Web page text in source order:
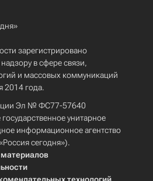
зарегистрировано
в сфере связи,
и массовых коммуникаций
2014 года.
Эл № ФС77-57640
унитарное
информационное агентство
сегодня»).